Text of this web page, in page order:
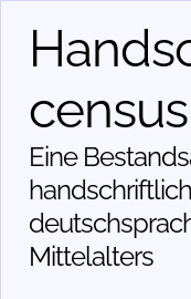
census
Eine
Mittelalters